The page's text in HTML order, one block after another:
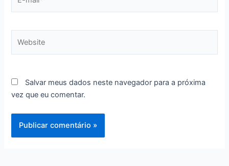
mail*
Salvar meus dados neste navegador para a próxima
vez que eu comentar.